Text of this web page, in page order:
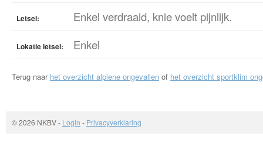
Letsel: Enkel verdraaid, knie voelt pijnlijk.
Lokatie letsel: Enkel
Terug naar het overzicht alpiene ongevallen of het overzicht sportklim
© 2026 NKBV- Login - Privacyverklaring